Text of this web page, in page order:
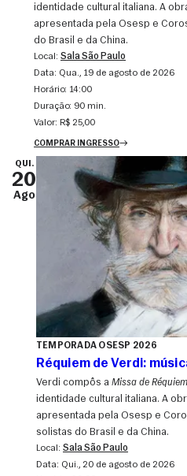
identidade cultural italiana. A
apresentada pela Osesp e
do Brasil e da China.
Local: Sala São Paulo
Data:
qua., 19 de agosto de 2026
Horário: 14:00
Duração: 90 min.
Valor: R$ 25,00
COMPRAR INGRESSO
QUI.
20
Ago
TEMPORADA OSESP 2026
Réquiem de Verdi:
Verdi compôs a Missa de Réquiem
identidade cultural italiana. A
apresentada pela Osesp e
solistas do Brasil e da China.
Local: Sala São Paulo
Data:
qui., 20 de agosto de 2026